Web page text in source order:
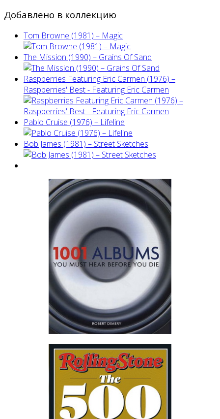
Добавлено в коллекцию
Tom Browne (1981) – Magic
The Mission (1990) – Grains Of Sand
Raspberries Featuring Eric Carmen (1976) –
Raspberries' Best - Featuring Eric Carmen
Pablo Cruise (1976) – Lifeline
Bob James (1981) – Street Sketches